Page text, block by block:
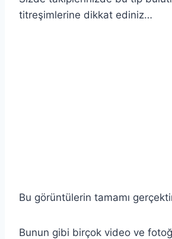
titreşimlerine dikkat ediniz…
Bu görüntülerin tamamı
Bunun gibi birçok video ve